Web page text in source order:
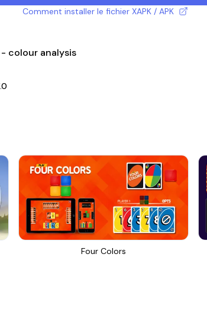
Comment installer le fichier XAPK / APK
colour analysis
Four Colors